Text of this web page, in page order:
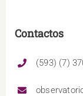
Contactos
(593) (7)